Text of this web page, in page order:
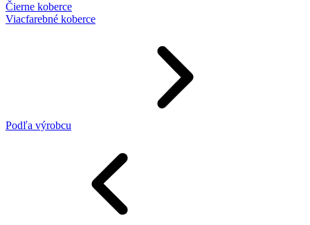
Čierne koberce
Viacfarebné koberce
Podľa výrobcu